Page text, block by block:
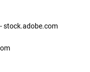
stock.adobe.com